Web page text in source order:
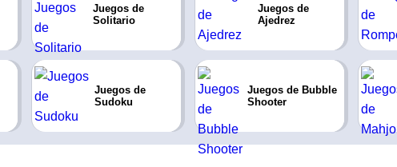
Juegos de
Solitario
Juegos de
Ajedrez
Juegos de
Sudoku
Juegos de Bubble
Shooter